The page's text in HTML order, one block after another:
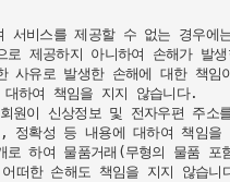
비스를 제공할 수 없는 경우에
제공하지 아니하여 손해가 발
유로 발생한 손해에 대한 책임
하여 책임을 지지 않습니다.
이 신상정보 및 전자우편 주소
확성 등 내용에 대하여 책임을
하여 물품거래(무형의 물품 포
떠한 손해도 책임을 지지 않습니